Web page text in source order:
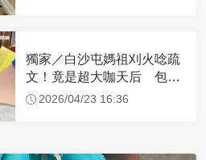
獨家／白沙屯媽祖刈火唸疏
文！竟是超大咖天后 包尿
布忍尿5小時不喊累
2026/04/23 16:36